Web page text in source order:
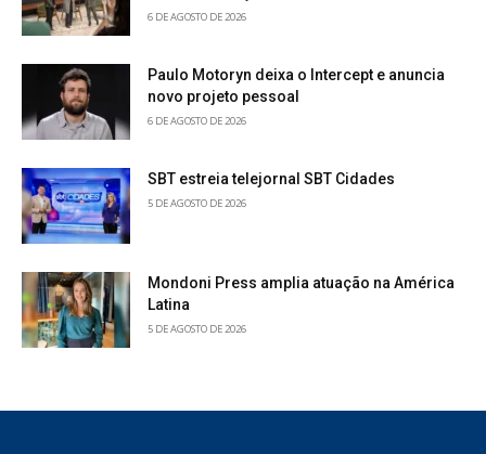
6 DE AGOSTO DE 2026
Paulo Motoryn deixa o Intercept e anuncia
novo projeto pessoal
6 DE AGOSTO DE 2026
SBT estreia telejornal SBT Cidades
5 DE AGOSTO DE 2026
Mondoni Press amplia atuação na América
Latina
5 DE AGOSTO DE 2026